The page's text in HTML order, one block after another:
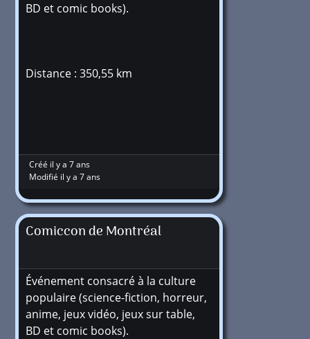
BD et comic books).
Distance : 350,55 km
Créé il y a 7 ans
Modifié il y a 7 ans
Comiccon de Montréal
Événement consacré à la culture
populaire (science-fiction, horreur,
anime, jeux vidéo, jeux sur table,
BD et comic books).